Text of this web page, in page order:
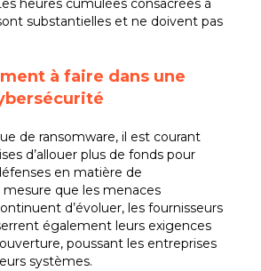
heures cumulées consacrées à
substantielles et ne doivent pas
à faire dans une
de ransomware, il est courant
d’allouer plus de fonds pour
en matière de
mesure que les menaces
d’évoluer, les fournisseurs
également leurs exigences
poussant les entreprises
systèmes.